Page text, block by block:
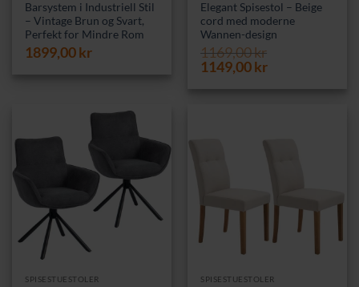
Barsystem i Industriell Stil
– Vintage Brun og Svart,
Perfekt for Mindre Rom
1899,00kr
Elegant Spisestol – Beige
cord med moderne
Wannen-design
1169,00kr
Opprinnelig
1149,00krNåværende
SPISESTUESTOLER SPISESTUESTOLER